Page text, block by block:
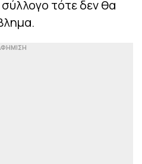
τότε δεν θα